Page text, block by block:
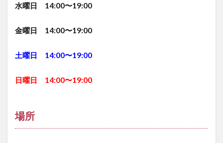
水曜日 14:00〜19:00
金曜日 14:00〜19:00
土曜日 14:00〜19:00
日曜日 14:00〜19:00
場所